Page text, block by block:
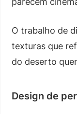
O trabalho de
texturas que
do deserto
Design de